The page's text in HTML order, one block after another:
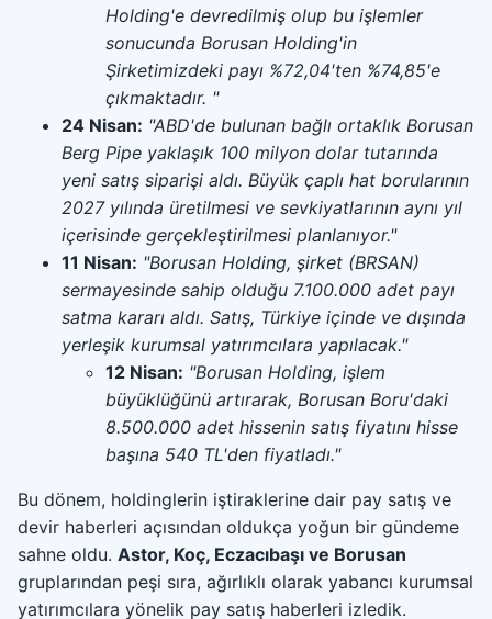
Holding'e devredilmiş olup bu işlemler
sonucunda Borusan Holding'in
Şirketimizdeki payı %72,04'ten %74,85'e
çıkmaktadır. "
24 Nisan: "ABD'de bulunan bağlı ortaklık Borusan
Berg Pipe yaklaşık 100 milyon dolar tutarında
yeni satış siparişi aldı. Büyük çaplı hat borularının
2027 yılında üretilmesi ve sevkiyatlarının aynı yıl
içerisinde gerçekleştirilmesi planlanıyor."
11 Nisan: "Borusan Holding, şirket (BRSAN)
sermayesinde sahip olduğu 7.100.000 adet payı
satma kararı aldı. Satış, Türkiye içinde ve dışında
yerleşik kurumsal yatırımcılara yapılacak."
12 Nisan: "Borusan Holding, işlem
büyüklüğünü artırarak, Borusan Boru'daki
8.500.000 adet hissenin satış fiyatını hisse
başına 540 TL'den fiyatladı."
Bu dönem, holdinglerin iştiraklerine dair pay satış ve
devir haberleri açısından oldukça yoğun bir gündeme
sahne oldu. Astor, Koç, Eczacıbaşı ve Borusan
gruplarından peşi sıra, ağırlıklı olarak yabancı kurumsal
yatırımcılara yönelik pay satış haberleri izledik.